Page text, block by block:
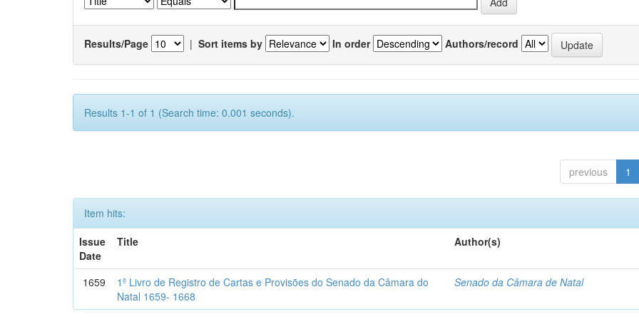
Results/Page | Sort items by In order Authors/record
Results 1-1 of 1 (Search time: 0.001 seconds).
previous 1
Item hits:
Issue
Date
Title Author(s)
1659
1º Livro de Registro de Cartas e Provisões do Senado da Câmara do
Natal 1659- 1668
Senado da Câmara de Natal